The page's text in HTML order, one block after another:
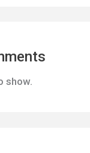
show.